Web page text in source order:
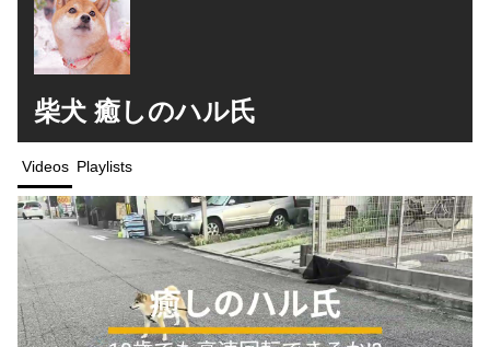
柴犬 癒しのハル氏
Videos Playlists